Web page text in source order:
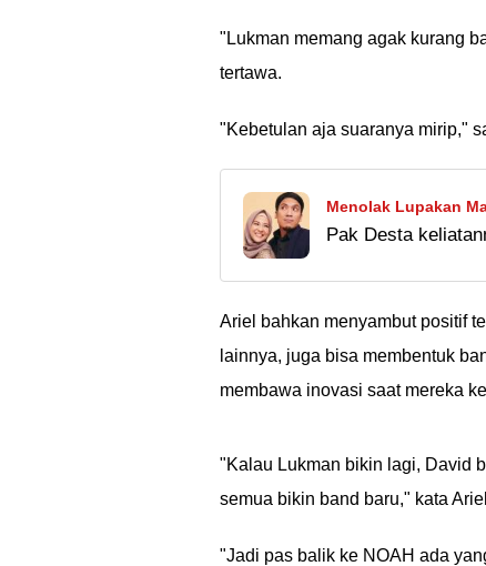
"Lukman memang agak kurang
tertawa.
"Kebetulan aja suaranya mirip,"
Menolak Lupakan
Rizky di Kamar:
Pak Desta
Ariel bahkan menyambut positif
lainnya, juga bisa membentuk
membawa inovasi saat mereka
"Kalau Lukman bikin lagi, David
semua bikin band baru," kata
"Jadi pas balik ke NOAH ada